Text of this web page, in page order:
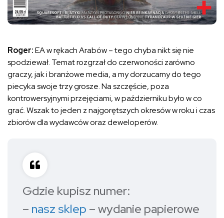
Roger:EA w rękach Arabów – tego chyba nikt się nie
spodziewał. Temat rozgrzał do czerwoności zarówno
graczy, jak i branżowe media, a my dorzucamy do tego
piecyka swoje trzy grosze. Na szczęście, poza
kontrowersyjnymi przejęciami, w październiku było w co
grać. Wszak to jeden z najgorętszych okresów w roku i czas
zbiorów dla wydawców oraz deweloperów.
Gdzie kupisz numer:
– nasz sklep – wydanie papierowe